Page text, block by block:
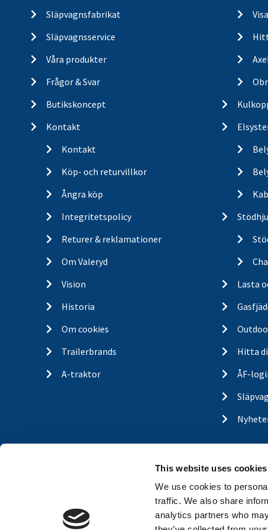
This website uses cookies
We use cookies to
traffic. We also share
analytics partners who
Släpvagnsfabrikat
Släpvagnsservice
Våra produkter
Frågor & Svar
Butikskoncept
Kontakt
Kontakt
Köp- och returvillkor
Ångra köp
Integritetspolicy
Returer & reklamationer
Om Valeryd
Vision
Historia
Om cookies
Trailerbrands
A-traktor
Lasta
Hitta
ÅF-